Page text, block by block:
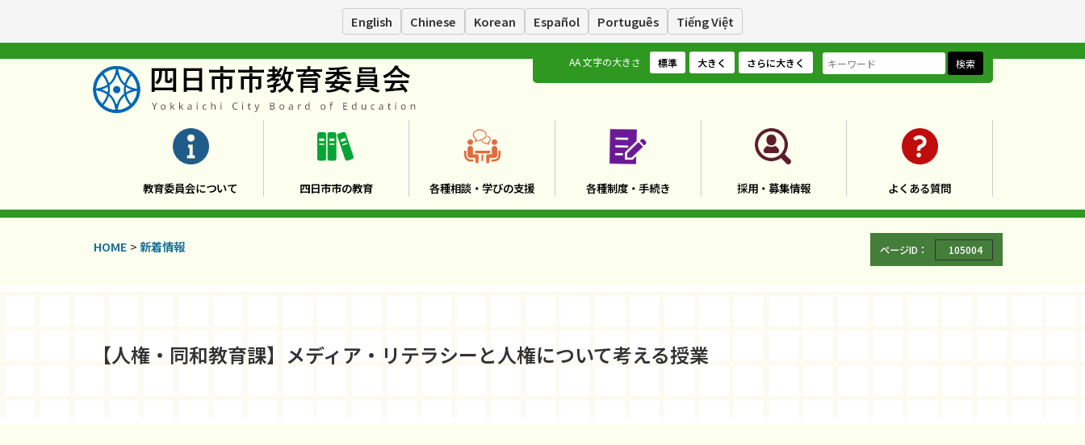
English Chinese Korean Español Português Tiếng Việt
AA文字の大きさ 標準 大きく さらに大きく 検索
教育委員会について 四日市市の教育 各種相談・学びの支援 各種制度・手続き 採用・募集情報 よくある質問
HOME >新着情報 ページID： 105004
【人権・同和教育課】メディア・リテラシーと人権について考える授業